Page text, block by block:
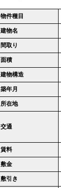
物件種目
建物名
間取り
面積
建物構造
築年月
所在地
交通
賃料
敷金
敷引き